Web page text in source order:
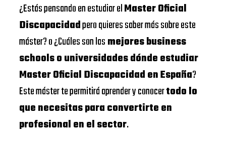
¿Estás pensando en estudiar elMaster Oficial
Discapacidadpero quieres saber más sobre este
máster? o ¿Cuáles son lasmejores business
schools o universidades dónde estudiar
Master Oficial Discapacidad en España?
Este máster te permitirá aprender y conocertodo lo
que necesitas para convertirte en
profesional en el sector.